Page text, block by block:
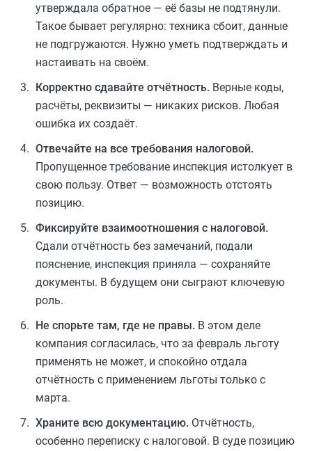
утверждала обратное — её базы не подтянули.
Такое бывает регулярно: техника сбоит, данные
не подгружаются. Нужно уметь подтверждать и
настаивать на своём.
Корректно сдавайте отчётность. Верные коды,
расчёты, реквизиты — никаких рисков. Любая
ошибка их создаёт.
Отвечайте на все требования налоговой.
Пропущенное требование инспекция истолкует в
свою пользу. Ответ — возможность отстоять
позицию.
Фиксируйте взаимоотношения с налоговой.
Сдали отчётность без замечаний, подали
пояснение, инспекция приняла — сохраняйте
документы. В будущем они сыграют ключевую
роль.
Не спорьте там, где не правы. В этом деле
компания согласилась, что за февраль льготу
применять не может, и спокойно отдала
отчётность с применением льготы только с
марта.
Храните всю документацию. Отчётность,
особенно переписку с налоговой. В суде позицию